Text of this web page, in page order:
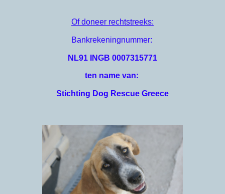
Of doneer rechtstreeks:
Bankrekeningnummer:
NL91 INGB 0007315771
ten name van:
Stichting Dog Rescue Greece